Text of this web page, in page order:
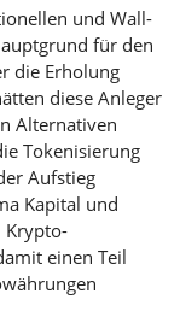
und Wall-
für den
die Erholung
diese Anleger
Alternativen
Tokenisierung
Aufstieg
Kapital und
Krypto-
einen Teil